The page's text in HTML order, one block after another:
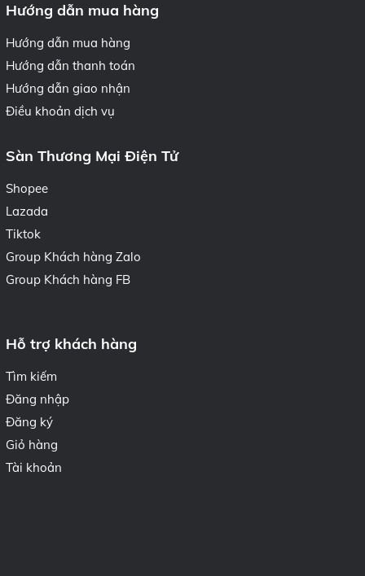
Hướng dẫn mua hàng
Hướng dẫn mua hàng
Hướng dẫn thanh toán
Hướng dẫn giao nhận
Điều khoản dịch vụ
Sàn Thương Mại Điện Tử
Shopee
Lazada
Tiktok
Group Khách hàng Zalo
Group Khách hàng FB
Hỗ trợ khách hàng
Tìm kiếm
Đăng nhập
Đăng ký
Giỏ hàng
Tài khoản